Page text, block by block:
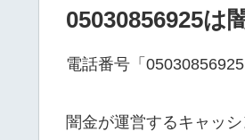
05030856925は
電話番号「
闇金が運営するキャッ